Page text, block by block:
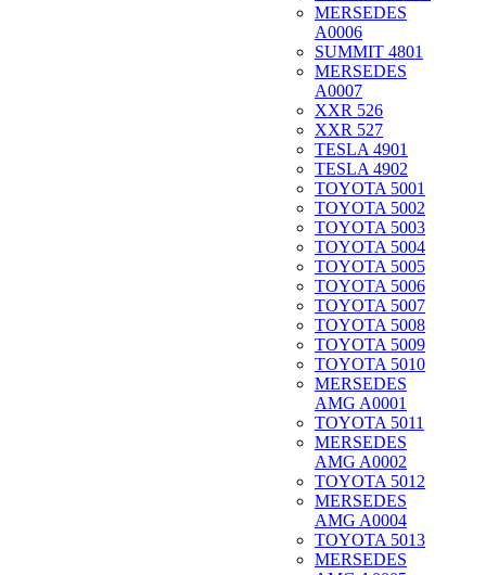
MERSEDES
A0006
SUMMIT 4801
MERSEDES
A0007
XXR 526
XXR 527
TESLA 4901
TESLA 4902
TOYOTA 5001
TOYOTA 5002
TOYOTA 5003
TOYOTA 5004
TOYOTA 5005
TOYOTA 5006
TOYOTA 5007
TOYOTA 5008
TOYOTA 5009
TOYOTA 5010
MERSEDES
AMG A0001
TOYOTA 5011
MERSEDES
AMG A0002
TOYOTA 5012
MERSEDES
AMG A0004
TOYOTA 5013
MERSEDES